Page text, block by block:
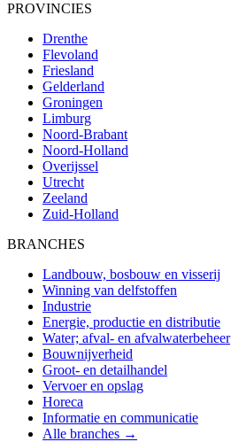
PROVINCIES
Drenthe
Flevoland
Friesland
Gelderland
Groningen
Limburg
Noord-Brabant
Noord-Holland
Overijssel
Utrecht
Zeeland
Zuid-Holland
BRANCHES
Landbouw, bosbouw en visserij
Winning van delfstoffen
Industrie
Energie, productie en distributie
Water; afval- en afvalwaterbeheer
Bouwnijverheid
Groot- en detailhandel
Vervoer en opslag
Horeca
Informatie en communicatie
Alle branches →